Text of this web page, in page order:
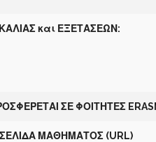
και ΕΞΕΤΑΣΕΩΝ:
ΣΕ ΦΟΙΤΗΤΕΣ
ΜΑΘΗΜΑΤΟΣ (URL)